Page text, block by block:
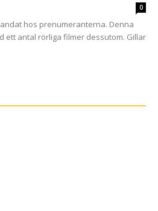
0
hos prenumeranterna. Denna
ett antal rörliga filmer dessutom. Gillar